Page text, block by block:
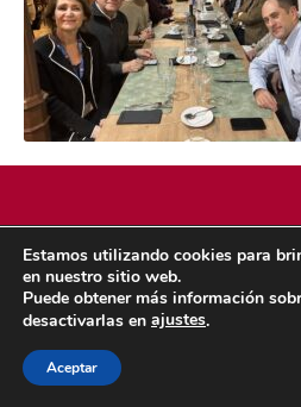
POLÍTICA DE COOKIES POLÍTICA
© 2026 ACMS.
Estamos utilizando cookies para
en nuestro sitio web.
Puede obtener más información
desactivarlas en ajustes.
Aceptar